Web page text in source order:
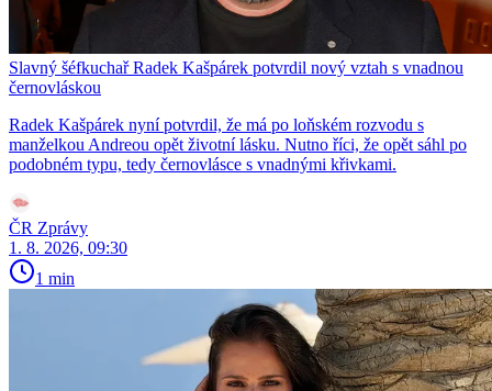
Slavný šéfkuchař Radek Kašpárek potvrdil nový vztah s vnadnou
černovláskou
Radek Kašpárek nyní potvrdil, že má po loňském rozvodu s
manželkou Andreou opět životní lásku. Nutno říci, že opět sáhl po
podobném typu, tedy černovlásce s vnadnými křivkami.
ČR Zprávy
1. 8. 2026, 09:30
1 min